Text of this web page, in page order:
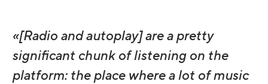
«[Radio and autoplay] are a pretty
significant chunk of listening on the
platform: the place where a lot of music